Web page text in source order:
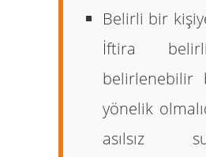
Belirli bir
İftira
belirlenebilir
yönelik
asılsız